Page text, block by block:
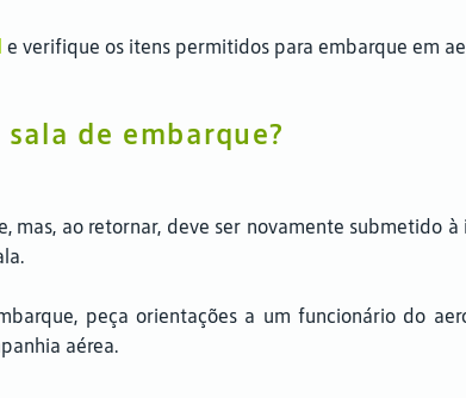
e verifique os itens permitidos para embarque em
de embarque?
mas, ao retornar, deve ser novamente submetido
peça orientações a um funcionário do
aérea.